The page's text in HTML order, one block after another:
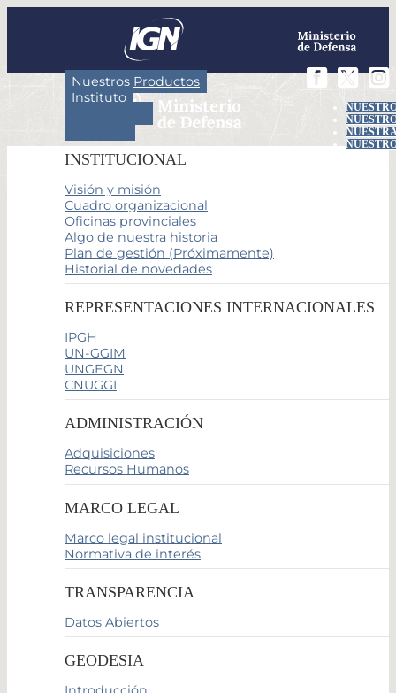
Nuestros Productos
Instituto
INSTITUCIONAL
Visión y misión
Cuadro organizacional
Oficinas provinciales
Algo de nuestra historia
Plan de gestión (Próximamente)
Historial de novedades
REPRESENTACIONES INTERNACIONALES
IPGH
UN-GGIM
UNGEGN
CNUGGI
ADMINISTRACIÓN
Adquisiciones
Recursos Humanos
MARCO LEGAL
Marco legal institucional
Normativa de interés
TRANSPARENCIA
Datos Abiertos
GEODESIA